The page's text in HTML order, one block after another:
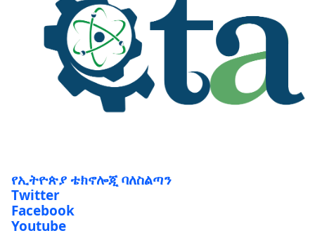
የኢትዮጵያ ቴክኖሎጂ ባለስልጣን
Twitter
Facebook
Youtube